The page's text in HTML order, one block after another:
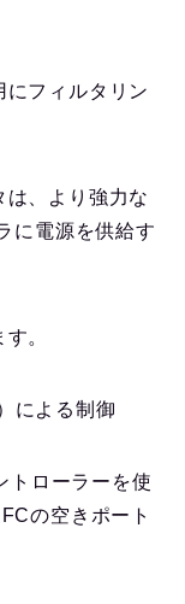
フィルタリン
、より強力な
に電源を供給す
。
による制御
トローラーを使
の空きポート